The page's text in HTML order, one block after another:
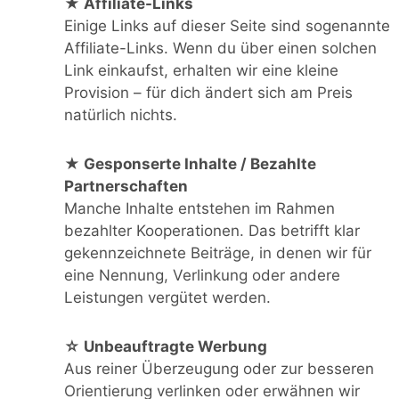
★ Affiliate-Links
Einige Links auf dieser Seite sind sogenannte
Affiliate-Links. Wenn du über einen solchen
Link einkaufst, erhalten wir eine kleine
Provision – für dich ändert sich am Preis
natürlich nichts.
★ Gesponserte Inhalte / Bezahlte
Partnerschaften
Manche Inhalte entstehen im Rahmen
bezahlter Kooperationen. Das betrifft klar
gekennzeichnete Beiträge, in denen wir für
eine Nennung, Verlinkung oder andere
Leistungen vergütet werden.
☆ Unbeauftragte Werbung
Aus reiner Überzeugung oder zur besseren
Orientierung verlinken oder erwähnen wir